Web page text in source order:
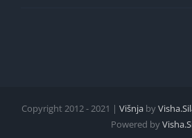
Copyright 2012 - 2021 | Višnjaby
Powered by